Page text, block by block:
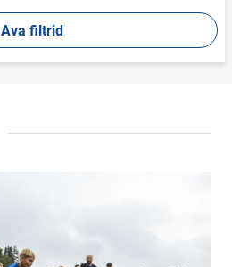
Ava filtrid